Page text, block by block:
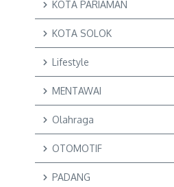
KOTA PARIAMAN
KOTA SOLOK
Lifestyle
MENTAWAI
Olahraga
OTOMOTIF
PADANG